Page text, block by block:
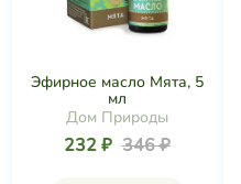
Эфирное масло Мята, 5
мл
Дом Природы
232 ₽ 346 ₽